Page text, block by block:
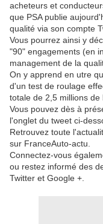
acheteurs et
que PSA publie
qualité via son compte
Vous pourrez ainsi y
"90" engagements (en
management de la
On y apprend en utre
d'un test de roulage
totale de 2,5 millions de
Vous pouvez dès à
l'onglet du tweet ci-
Retrouvez toute
sur FranceAuto-actu.
Connectez-vous
ou restez informé des
Twitter et Google +.